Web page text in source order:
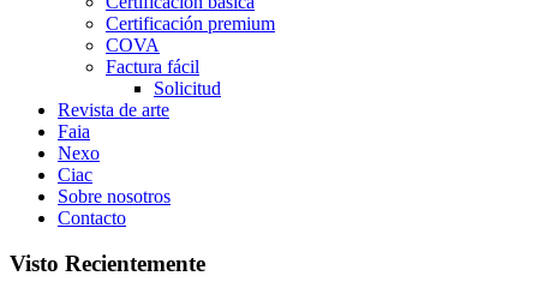
Certificación premium
COVA
Factura fácil
Solicitud
Revista de arte
Faia
Nexo
Ciac
Sobre nosotros
Contacto
Visto Recientemente